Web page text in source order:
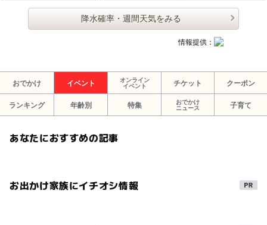
降水確率・週間天気をみる
情報提供：
おでかけ イベント
オンライン
イベント
チケット クーポン
ランキング 年齢別 特集
おでかけ
ニュース
子育て
あなたにおすすめの記事
お出かけ家族にイチオシ情報